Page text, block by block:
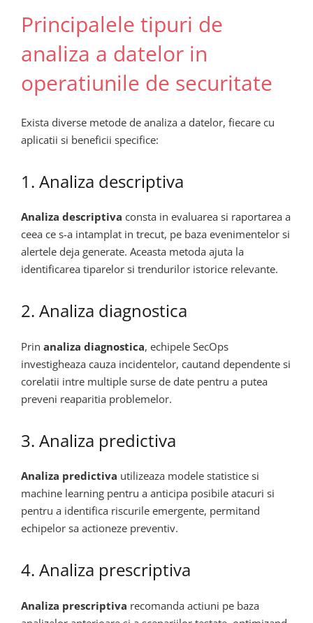
Principalele tipuri de
analiza a datelor in
operatiunile de securitate
Exista diverse metode de analiza a datelor, fiecare cu
aplicatii si beneficii specifice:
1. Analiza descriptiva
Analiza descriptiva consta in evaluarea si raportarea a
ceea ce s-a intamplat in trecut, pe baza evenimentelor si
alertele deja generate. Aceasta metoda ajuta la
identificarea tiparelor si trendurilor istorice relevante.
2. Analiza diagnostica
Prin analiza diagnostica, echipele SecOps
investigheaza cauza incidentelor, cautand dependente si
corelatii intre multiple surse de date pentru a putea
preveni reaparitia problemelor.
3. Analiza predictiva
Analiza predictiva utilizeaza modele statistice si
machine learning pentru a anticipa posibile atacuri si
pentru a identifica riscurile emergente, permitand
echipelor sa actioneze preventiv.
4. Analiza prescriptiva
Analiza prescriptiva recomanda actiuni pe baza